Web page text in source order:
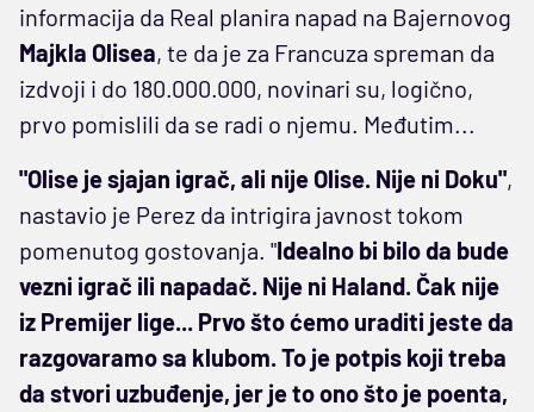
informacija da Real planira napad na Bajernovog
Majkla Olisea, te da je za Francuza spreman da
izdvoji i do 180.000.000, novinari su, logično,
prvo pomislili da se radi o njemu. Međutim...
"Olise je sjajan igrač, ali nije Olise. Nije ni Doku",
nastavio je Perez da intrigira javnost tokom
pomenutog gostovanja. "Idealno bi bilo da bude
vezni igrač ili napadač. Nije ni Haland. Čak nije
iz Premijer lige... Prvo što ćemo uraditi jeste da
razgovaramo sa klubom. To je potpis koji treba
da stvori uzbuđenje, jer je to ono što je poenta,